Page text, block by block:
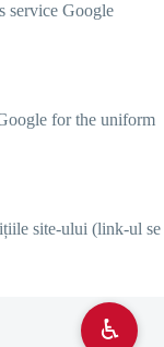
service Google
for the uniform
site-ului (link-ul se
♿︎